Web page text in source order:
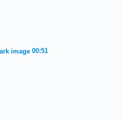
00:51